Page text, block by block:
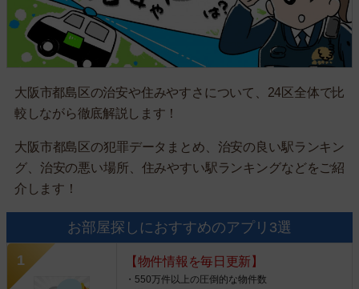
大阪市都島区の治安や住みやすさについて、24区全体で比
較しながら徹底解説します！
大阪市都島区の犯罪データまとめ、治安の良い駅ランキン
グ、治安の悪い場所、住みやすい駅ランキングなどをご紹
介します！
お部屋探しにおすすめのアプリ3選
【物件情報を毎日更新】
・550万件以上の圧倒的な物件数